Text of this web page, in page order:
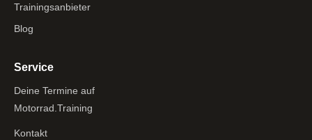
Trainingsanbieter
Blog
Service
Deine Termine auf
Motorrad.Training
Kontakt